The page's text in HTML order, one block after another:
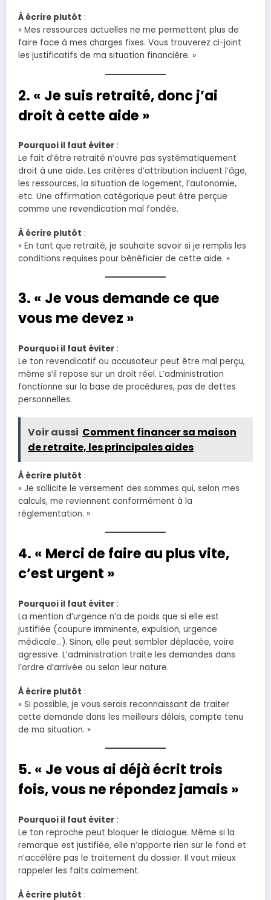
À écrire plutôt :
« Mes ressources actuelles ne me permettent plus de
faire face à mes charges fixes. Vous trouverez ci-joint
les justificatifs de ma situation financière. »
2. « Je suis retraité, donc j’ai
droit à cette aide »
Pourquoi il faut éviter :
Le fait d’être retraité n’ouvre pas systématiquement
droit à une aide. Les critères d’attribution incluent l’âge,
les ressources, la situation de logement, l’autonomie,
etc. Une affirmation catégorique peut être perçue
comme une revendication mal fondée.
À écrire plutôt :
« En tant que retraité, je souhaite savoir si je remplis les
conditions requises pour bénéficier de cette aide. »
3. « Je vous demande ce que
vous me devez »
Pourquoi il faut éviter :
Le ton revendicatif ou accusateur peut être mal perçu,
même s’il repose sur un droit réel. L’administration
fonctionne sur la base de procédures, pas de dettes
personnelles.
Voir aussi Comment financer sa maison
de retraite, les principales aides
À écrire plutôt :
« Je sollicite le versement des sommes qui, selon mes
calculs, me reviennent conformément à la
réglementation. »
4. « Merci de faire au plus vite,
c’est urgent »
Pourquoi il faut éviter :
La mention d’urgence n’a de poids que si elle est
justifiée (coupure imminente, expulsion, urgence
médicale…). Sinon, elle peut sembler déplacée, voire
agressive. L’administration traite les demandes dans
l’ordre d’arrivée ou selon leur nature.
À écrire plutôt :
« Si possible, je vous serais reconnaissant de traiter
cette demande dans les meilleurs délais, compte tenu
de ma situation. »
5. « Je vous ai déjà écrit trois
fois, vous ne répondez jamais »
Pourquoi il faut éviter :
Le ton reproche peut bloquer le dialogue. Même si la
remarque est justifiée, elle n’apporte rien sur le fond et
n’accélère pas le traitement du dossier. Il vaut mieux
rappeler les faits calmement.
À écrire plutôt :